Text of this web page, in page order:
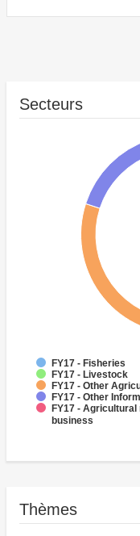
Secteurs
FY17 - Fisheries
FY17 - Livestock
FY17 - Other
FY17 - Other
FY17 -
business
Thèmes